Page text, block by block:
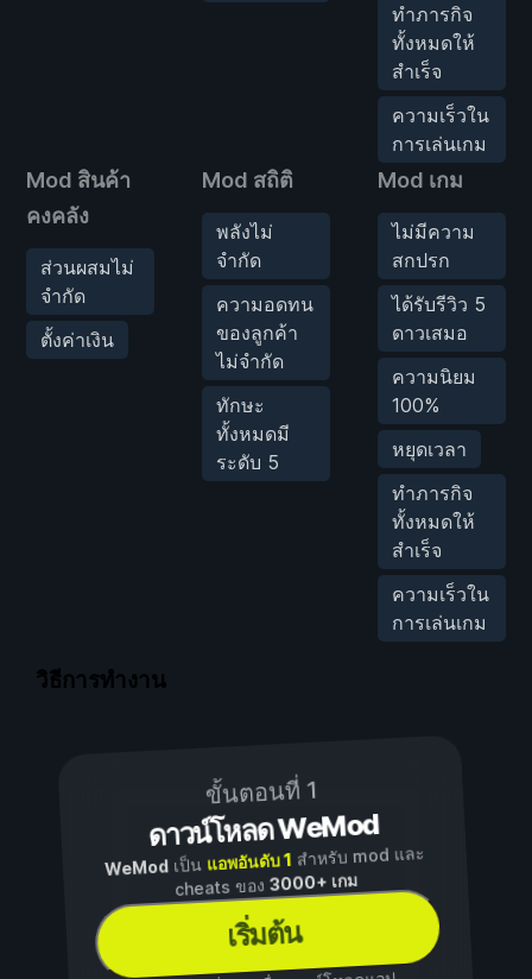
ทำภารกิจ
ทั้งหมดให้
สำเร็จ
ความเร็วใน
การเล่นเกม
Mod สินค้า
คงคลัง
ส่วนผสมไม่
จำกัด
ตั้งค่าเงิน
Mod สถิติ
พลังไม่
จำกัด
ความอดทน
ของลูกค้า
ไม่จำกัด
ทักษะ
ทั้งหมดมี
ระดับ 5
Mod เกม
ไม่มีความ
สกปรก
ได้รับรีวิว 5
ดาวเสมอ
ความนิยม
100%
หยุดเวลา
ทำภารกิจ
ทั้งหมดให้
สำเร็จ
ความเร็วใน
การเล่นเกม
วิธีการทำงาน
ขั้นตอนที่ 1
ดาวน์โหลด WeMod
WeModเป็น แอพอันดับ 1 สำหรับ mod และ
cheats ของ3000+ เกม
เริ่มต้น